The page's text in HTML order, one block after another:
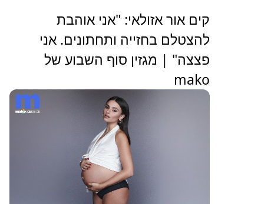
קים אור אזולאי: "אני אוהבת
להצטלם בחזייה ותחתונים. אני
פצצה" | מגזין סוף השבוע של
mako